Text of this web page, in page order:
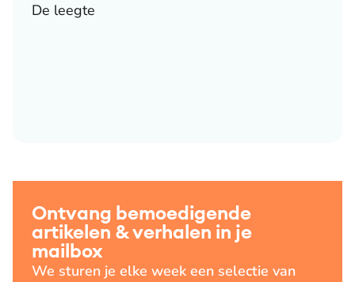
De leegte
Ontvang bemoedigende
artikelen & verhalen in je
mailbox
We sturen je elke week een selectie van